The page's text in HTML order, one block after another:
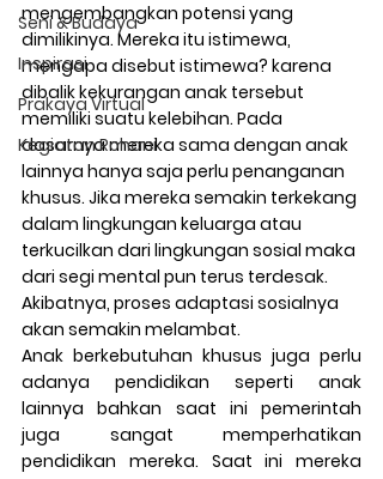
Seni & Budaya
Inspirasi
Prakaya Virtual
Kegiatan Rohani
mengembangkan potensi yang
dimilikinya. Mereka itu istimewa,
mengapa disebut istimewa? karena
dibalik kekurangan anak tersebut
memiliki suatu kelebihan. Pada
dasarnya mereka sama dengan anak
lainnya hanya saja perlu penanganan
khusus. Jika mereka semakin terkekang
dalam lingkungan keluarga atau
terkucilkan dari lingkungan sosial maka
dari segi mental pun terus terdesak.
Akibatnya, proses adaptasi sosialnya
akan semakin melambat.
Anak berkebutuhan khusus juga perlu
adanya pendidikan seperti anak
lainnya bahkan saat ini pemerintah
juga sangat memperhatikan
pendidikan mereka. Saat ini mereka